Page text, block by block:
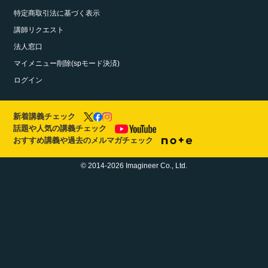
特定商取引法に基づく表示
講師リクエスト
法人窓口
マイメニュー削除(spモード決済)
ログイン
新着講義チェック
話題や人気の講義チェック
おすすめ講義や過去のメルマガチェック
© 2014-2026 Imagineer Co., Ltd.